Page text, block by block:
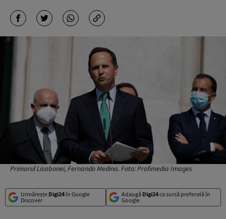
Primarul Lisabonei, Fernando Medina. Foto: Profimedia Images
Urmărește Digi24în Google
Discover
Adaugă Digi24ca sursă preferată în
Google